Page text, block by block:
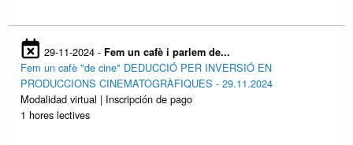
29-11-2024 - Fem un cafè i parlem de...
Fem un cafè "de cine" DEDUCCIÓ PER INVERSIÓ EN
PRODUCCIONS CINEMATOGRÀFIQUES - 29.11.2024
Modalidad virtual | Inscripción de pago
1 hores lectives